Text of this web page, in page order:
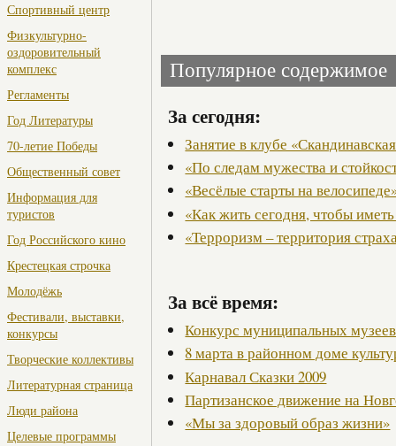
Спортивный центр
Физкультурно-
оздоровительный
комплекс
Регламенты
Год Литературы
70-летие Победы
Общественный совет
Информация для
туристов
Год Российского кино
Крестецкая строчка
Молодёжь
Фестивали, выставки,
конкурсы
Творческие коллективы
Литературная страница
Люди района
Целевые программы
Популярное содержимое
За сегодня:
Занятие в клубе
«По следам мужества и
«Весёлые старты на
«Как жить сегодня, чтобы
«Терроризм – территория
За всё время:
Конкурс муниципальных музеев
8 марта в районном доме
Карнавал Сказки 2009
Партизанское движение на
«Мы за здоровый образ жизни»